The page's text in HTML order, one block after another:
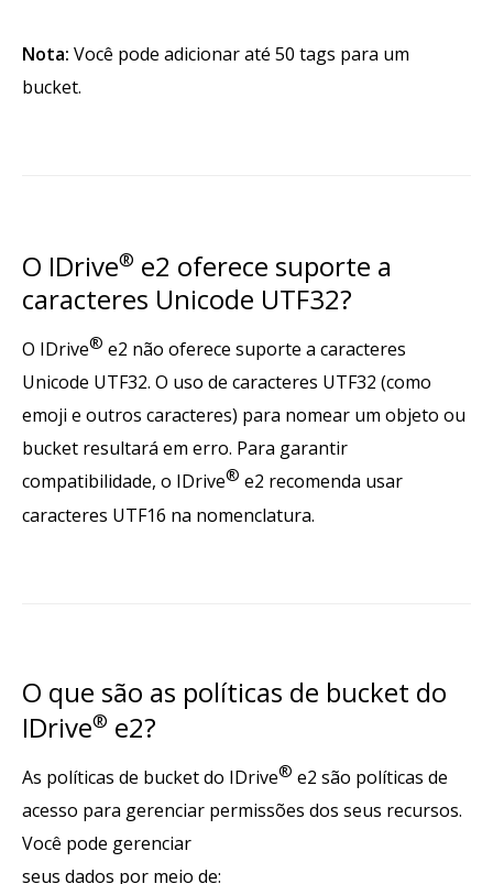
Nota: Você pode adicionar até 50 tags para um
bucket.
O IDrive® e2 oferece suporte a
caracteres Unicode UTF32?
O IDrive® e2 não oferece suporte a caracteres
Unicode UTF32. O uso de caracteres UTF32 (como
emoji e outros caracteres) para nomear um objeto ou
bucket resultará em erro. Para garantir
compatibilidade, o IDrive® e2 recomenda usar
caracteres UTF16 na nomenclatura.
O que são as políticas de bucket do
IDrive® e2?
As políticas de bucket do IDrive® e2 são políticas de
acesso para gerenciar permissões dos seus recursos.
Você pode gerenciar
seus dados por meio de: